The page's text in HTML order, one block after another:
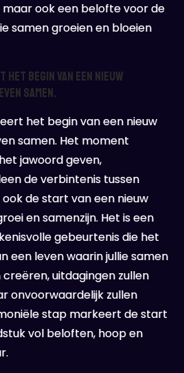
maar ook een belofte voor de
samen groeien en bloeien
het begin van een nieuw
samen.
het begin van een nieuw
samen. Het moment
jawoord geven,
de verbintenis tussen
de start van een nieuw
en samenzijn. Het is een
gebeurtenis die het
een leven waarin jullie samen
uitdagingen zullen
onvoorwaardelijk zullen
stap markeert de start
vol beloften, hoop en